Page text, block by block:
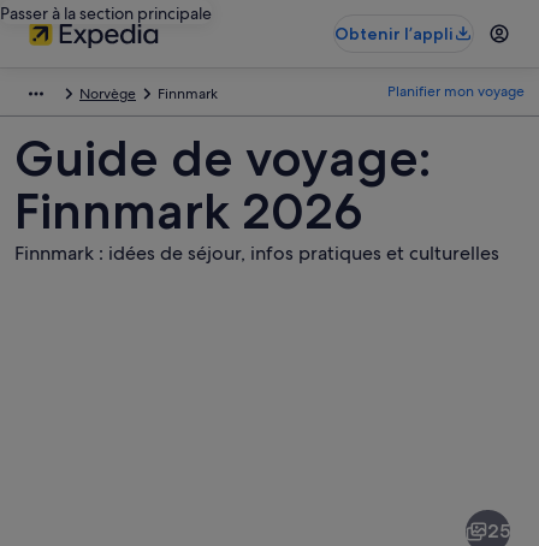
Passer à la section principale
Obtenir l’appli
Norvège Finnmark Planifier mon voyage
Guide de voyage:
Finnmark 2026
Finnmark : idées de séjour, infos pratiques et culturelles
25